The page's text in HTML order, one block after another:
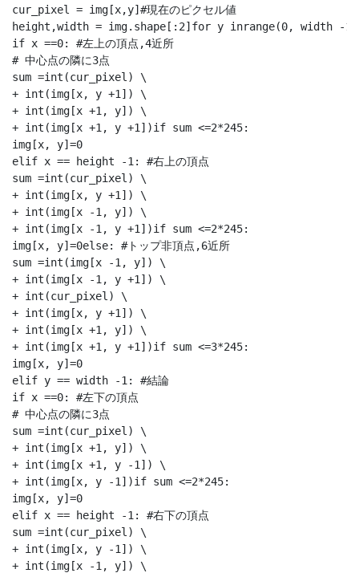
cur_pixel = img[x,y]#現在のピクセル値
height,width = img.shape[:2]for y inrange(0, width -
if x ==0: #左上の頂点,4近所
# 中心点の隣に3点
sum =int(cur_pixel) \
+ int(img[x, y +1]) \
+ int(img[x +1, y]) \
+ int(img[x +1, y +1])if sum <=2*245:
img[x, y]=0
elif x == height -1: #右上の頂点
sum =int(cur_pixel) \
+ int(img[x, y +1]) \
+ int(img[x -1, y]) \
+ int(img[x -1, y +1])if sum <=2*245:
img[x, y]=0else: #トップ非頂点,6近所
sum =int(img[x -1, y]) \
+ int(img[x -1, y +1]) \
+ int(cur_pixel) \
+ int(img[x, y +1]) \
+ int(img[x +1, y]) \
+ int(img[x +1, y +1])if sum <=3*245:
img[x, y]=0
elif y == width -1: #結論
if x ==0: #左下の頂点
# 中心点の隣に3点
sum =int(cur_pixel) \
+ int(img[x +1, y]) \
+ int(img[x +1, y -1]) \
+ int(img[x, y -1])if sum <=2*245:
img[x, y]=0
elif x == height -1: #右下の頂点
sum =int(cur_pixel) \
+ int(img[x, y -1]) \
+ int(img[x -1, y]) \